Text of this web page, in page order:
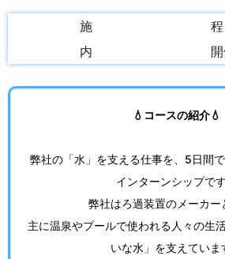
施
内
程
💧コースの紹介💧
弊社の「水」を支える仕事を、5日間
インターンシップです
弊社はろ過装置のメーカー
主に温泉やプールで使われる人々の生
いな水」を支えていま